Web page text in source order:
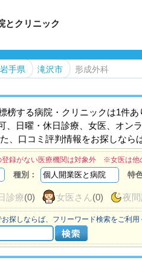
とクリニック
岩手県 滝沢市 形成外科
榜する病院・クリニックは1件あ
、日曜・休日診療、女医、オン
、口コミ評判情報をお探しなら
録がない医療機関は対象外 ※女医は他
種別： 特
診療(0) 女医さん(0) 夜
探しならば、フリーワード検索をご利